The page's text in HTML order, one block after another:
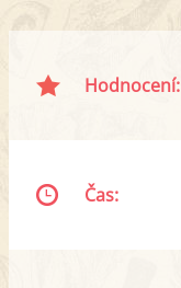
Hodnocení:
Čas: